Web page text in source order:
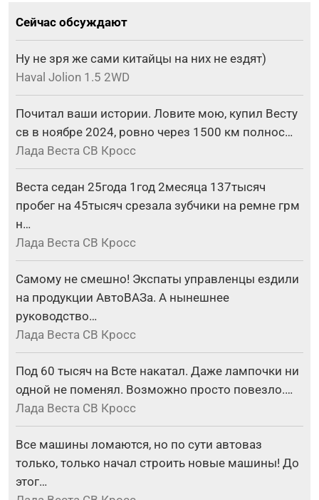
Сейчас обсуждают
Ну не зря же сами китайцы на них не ездят)
Haval Jolion 1.5 2WD
Почитал ваши истории. Ловите мою, купил Весту
св в ноябре 2024, ровно через 1500 км полнос…
Лада Веста СВ Кросс
Веста седан 25года 1год 2месяца 137тысяч
пробег на 45тысяч срезала зубчики на ремне грм
н…
Лада Веста СВ Кросс
Самому не смешно! Экспаты управленцы ездили
на продукции АвтоВАЗа. А нынешнее
руководство…
Лада Веста СВ Кросс
Под 60 тысяч на Всте накатал. Даже лампочки ни
одной не поменял. Возможно просто повезло.…
Лада Веста СВ Кросс
Все машины ломаются, но по сути автоваз
только, только начал строить новые машины! До
этог…